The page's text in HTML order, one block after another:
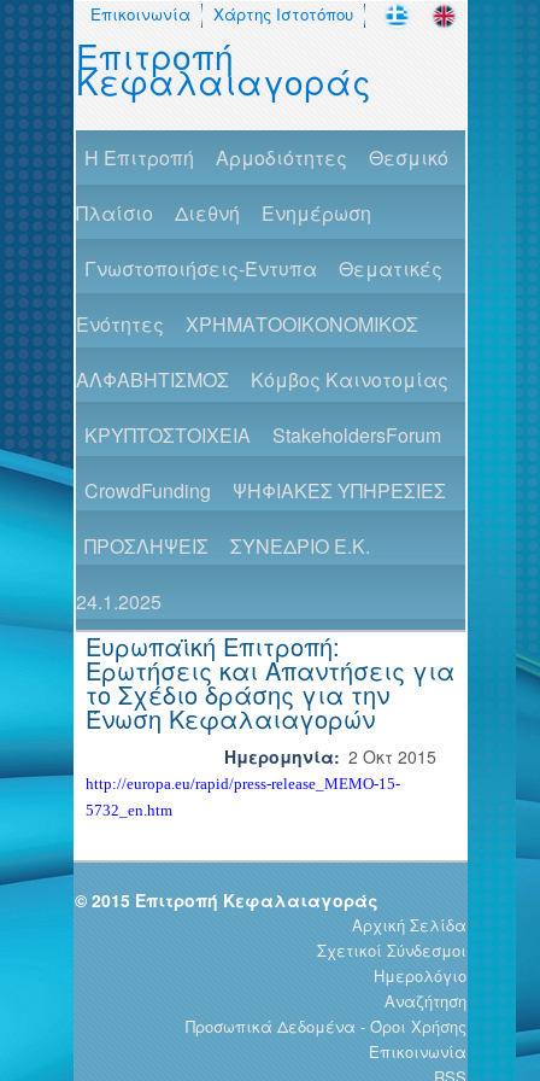
Επικοινωνία Χάρτης Ιστοτόπου
Επιτροπή
Κεφαλαιαγοράς
H Επιτροπή Αρμοδιότητες
Θεσμικό
Πλαίσιο
Διεθνή
Ενημέρωση
Γνωστοποιήσεις-Έντυπα
Θεματικές
Ενότητες
ΧΡΗΜΑΤΟΟΙΚΟΝΟΜΙΚΟΣ
ΑΛΦΑΒΗΤΙΣΜΟΣ
Κόμβος Καινοτομίας
ΚΡΥΠΤΟΣΤΟΙΧΕΙΑ
StakeholdersForum
CrowdFunding
ΨΗΦΙΑΚΕΣ ΥΠΗΡΕΣΙΕΣ
ΠΡΟΣΛΗΨΕΙΣ
ΣΥΝΕΔΡΙΟ Ε.Κ.
24.1.2025
Ευρωπαϊκή Επιτροπή:
Ερωτήσεις και Απαντήσεις για
το Σχέδιο δράσης για την
Ένωση Κεφαλαιαγορών
Ημερομηνία: 2 Οκτ 2015
http://europa.eu/rapid/press-release_MEMO-15-
5732_en.htm
© 2015 Επιτροπή Κεφαλαιαγοράς
Αρχική Σελίδα
Σχετικοί Σύνδεσμοι
Ημερολόγιο
Αναζήτηση
Προσωπικά Δεδομένα - Όροι Χρήσης
Επικοινωνία